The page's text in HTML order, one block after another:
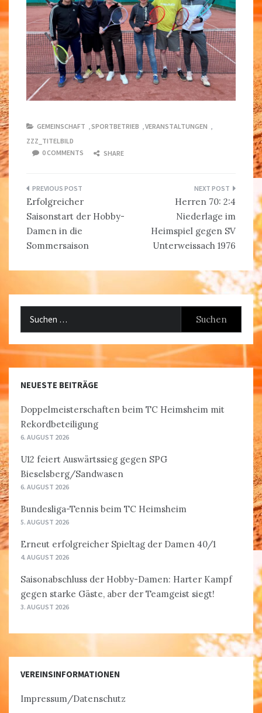
GEMEINSCHAFT ,SPORTBETRIEB ,VERANSTALTUNGEN ,
ZZZ_TITELBILD
0 COMMENTS
SHARE
Beitragsnavigation
Erfolgreicher
Saisonstart der Hobby-
Damen in die
Sommersaison
Herren 70: 2:4
Niederlage im
Heimspiel gegen SV
Unterweissach 1976
NEUESTE BEITRÄGE
Doppelmeisterschaften beim TC Heimsheim mit
Rekordbeteiligung
6. AUGUST 2026
U12 feiert Auswärtssieg gegen SPG
Bieselsberg/Sandwasen
6. AUGUST 2026
Bundesliga-Tennis beim TC Heimsheim
5. AUGUST 2026
Erneut erfolgreicher Spieltag der Damen 40/1
4. AUGUST 2026
Saisonabschluss der Hobby-Damen: Harter Kampf
gegen starke Gäste, aber der Teamgeist siegt!
3. AUGUST 2026
VEREINSINFORMATIONEN
Impressum/Datenschutz